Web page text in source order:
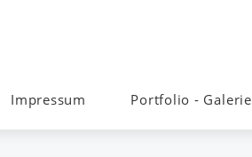
Impressum Portfolio - Galerie